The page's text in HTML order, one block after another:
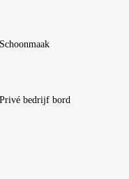
Schoonmaak
Privé bedrijf bord